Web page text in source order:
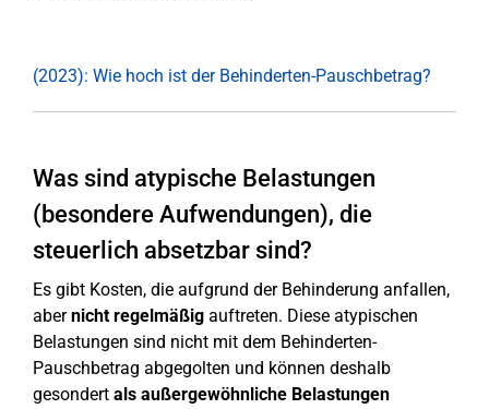
(2023): Wie hoch ist der Behinderten-Pauschbetrag?
Was sind atypische Belastungen
(besondere Aufwendungen), die
steuerlich absetzbar sind?
Es gibt Kosten, die aufgrund der Behinderung anfallen,
abernicht regelmäßig auftreten. Diese atypischen
Belastungen sind nicht mit dem Behinderten-
Pauschbetrag abgegolten und können deshalb
gesondert als außergewöhnliche Belastungen